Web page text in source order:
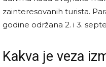
zainteresovanih turista.
godine održana 2. i 3.
Kakva je veza